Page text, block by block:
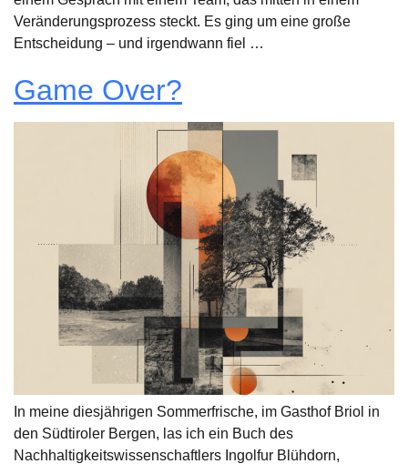
Veränderungsprozess steckt. Es ging um eine große
Entscheidung – und irgendwann fiel …
Game Over?
In meine diesjährigen Sommerfrische, im Gasthof Briol in
den Südtiroler Bergen, las ich ein Buch des
Nachhaltigkeitswissenschaftlers Ingolfur Blühdorn,